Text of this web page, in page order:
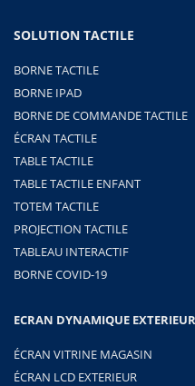
SOLUTION TACTILE
BORNE TACTILE
BORNE IPAD
BORNE DE COMMANDE TACTILE
ÉCRAN TACTILE
TABLE TACTILE
TABLE TACTILE ENFANT
TOTEM TACTILE
PROJECTION TACTILE
TABLEAU INTERACTIF
BORNE COVID-19
ECRAN DYNAMIQUE EXTERIEUR
ÉCRAN VITRINE MAGASIN
ÉCRAN LCD EXTERIEUR